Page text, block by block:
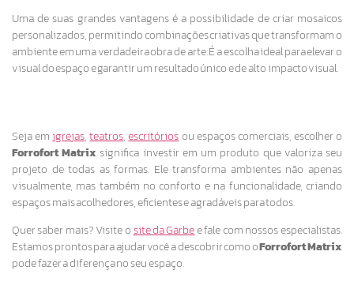
Uma de suas grandes vantagens é a possibilidade de criar mosaicos
personalizados, permitindo combinações criativas que transformam o
ambiente em uma verdadeira obra de arte. É a escolha ideal para elevar o
visual do espaço e garantir um resultado único e de alto impacto visual.
Seja em igrejas,teatros,escritóriosou espaços comerciais, escolher o
Forrofort Matrix significa investir em um produto que valoriza seu
projeto de todas as formas. Ele transforma ambientes não apenas
visualmente, mas também no conforto e na funcionalidade, criando
espaços mais acolhedores, eficientes e agradáveis para todos.
Quer saber mais? Visite osite da Garbee fale com nossos especialistas.
Estamos prontos para ajudar você a descobrir como oForrofort Matrix
pode fazer a diferença no seu espaço.